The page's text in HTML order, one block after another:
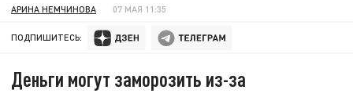
АРИНА НЕМЧИНОВА 07 МАЯ 11:35
ПОДПИШИТЕСЬ:
Деньги могут заморозить из-за